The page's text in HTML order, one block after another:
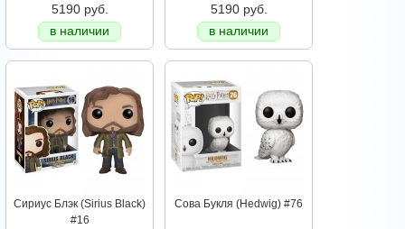
5190 руб.
в наличии
5190 руб.
в наличии
Сириус Блэк (Sirius Black)
#16
Сова Букля (Hedwig) #76